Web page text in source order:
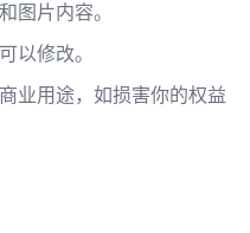
图片内容。
以修改。
业用途，如损害你的权益